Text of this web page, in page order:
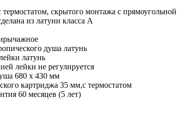
термостатом, скрытого монтажа с
из латуни класса А
душа латунь
латунь
лейки не регулируется
680 x 430 мм
картриджа 35 мм,с термостатом
60 месяцев (5 лет)